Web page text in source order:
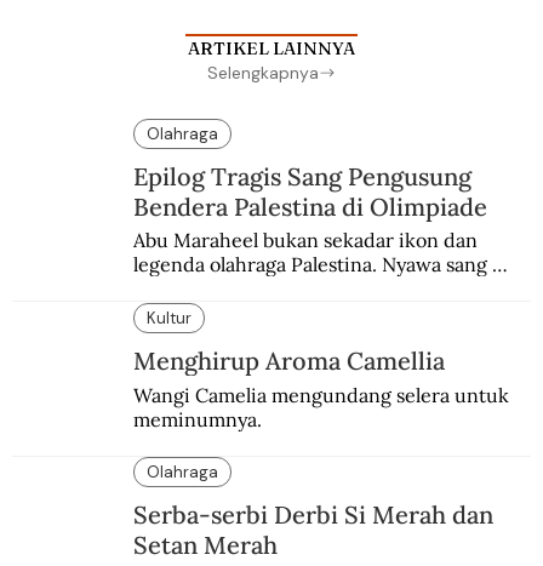
ARTIKEL LAINNYA
Selengkapnya
Olahraga
Epilog Tragis Sang Pengusung
Bendera Palestina di Olimpiade
Abu Maraheel bukan sekadar ikon dan
legenda olahraga Palestina. Nyawa sang
memblokade Rafah.
Kultur
Menghirup Aroma Camellia
Wangi Camelia mengundang selera untuk
meminumnya.
Olahraga
Serba-serbi Derbi Si Merah dan
Setan Merah